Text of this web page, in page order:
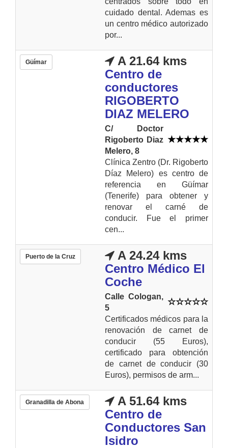
cuidado dental. Ademas es
un centro médico autorizado
por...
Güímar
A 21.64 kms
Centro de
conductores
RIGOBERTO
DIAZ MELERO
C/ Doctor
Rigoberto Diaz
Melero, 8
Clínica Zentro (Dr. Rigoberto
Díaz Melero) es centro de
referencia en Güímar
(Tenerife) para obtener y
renovar el carné de
conducir. Fue el primer
cen...
Puerto de la Cruz
A 24.24 kms
Centro Médico El
Coche
Calle Cologan,
5
Certificados médicos para la
renovación de carnet de
conducir (55 Euros),
certificado para obtención
de carnet de conducir (30
Euros), permisos de arm...
Granadilla de Abona
A 51.64 kms
Centro de
Conductores San
Isidro